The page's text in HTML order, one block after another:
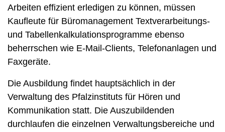
Arbeiten effizient erledigen zu können, müssen
Kaufleute für Büromanagement Textverarbeitungs-
und Tabellenkalkulationsprogramme ebenso
beherrschen wie E-Mail-Clients, Telefonanlagen und
Faxgeräte.
Die Ausbildung findet hauptsächlich in der
Verwaltung des Pfalzinstituts für Hören und
Kommunikation statt. Die Auszubildenden
durchlaufen die einzelnen Verwaltungsbereiche und